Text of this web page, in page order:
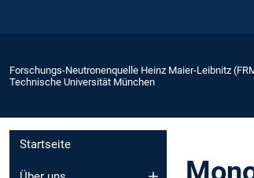
Forschungs-Neutronenquelle Heinz Maier-Leibnitz
Technische Universität München
Startseite